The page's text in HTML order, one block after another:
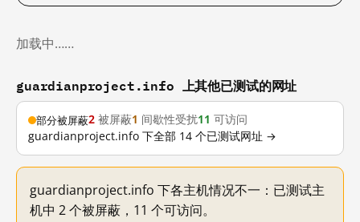
加载中……
guardianproject.info 上其他已测试的网址
部分被屏蔽2 被屏蔽1 间歇性受扰11 可访问
guardianproject.info 下全部 14 个已测试网址 →
guardianproject.info 下各主机情况不一：已测试主
机中 2 个被屏蔽，11 个可访问。